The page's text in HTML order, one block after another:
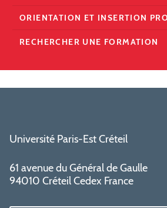
ORIENTATION ET INSERTION
RECHERCHER UNE FORMATION
Université Paris-Est Créteil
61 avenue du Général de Gaulle
94010 Créteil Cedex France